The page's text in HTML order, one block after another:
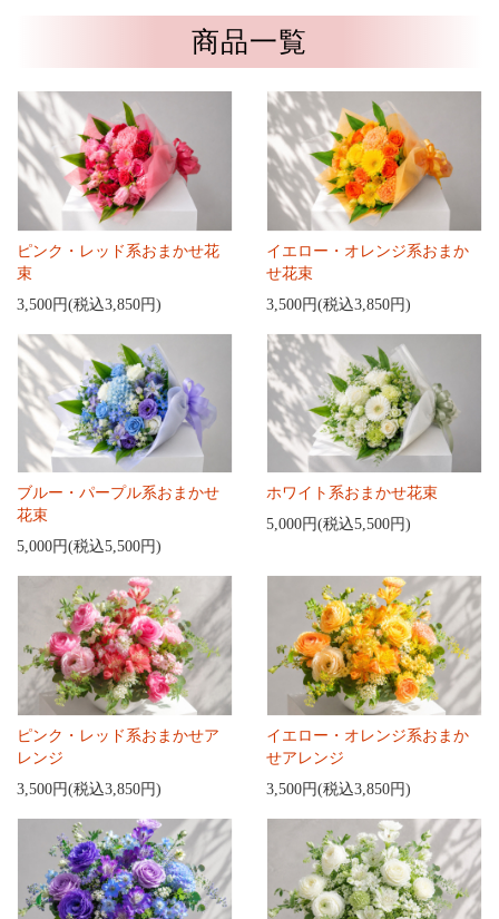
商品一覧
ピンク・レッド系おまかせ花
束
3,500円(税込3,850円)
イエロー・オレンジ系おまか
せ花束
3,500円(税込3,850円)
ブルー・パープル系おまかせ
花束
5,000円(税込5,500円)
ホワイト系おまかせ花束
5,000円(税込5,500円)
ピンク・レッド系おまかせア
レンジ
3,500円(税込3,850円)
イエロー・オレンジ系おまか
せアレンジ
3,500円(税込3,850円)